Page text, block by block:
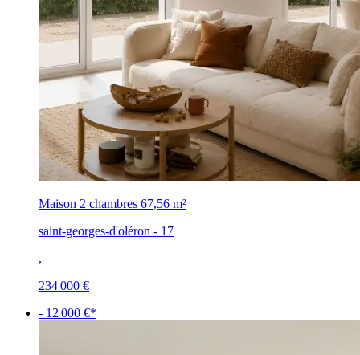
Maison 2 chambres 67,56 m²
saint-georges-d'oléron - 17
,
234 000 €
- 12 000 €*